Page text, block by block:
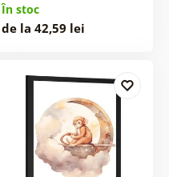
În stoc
de la 42,59 lei